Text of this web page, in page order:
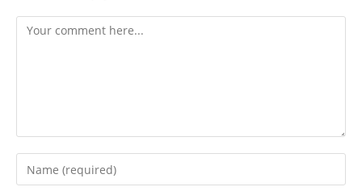
Comment
Enter
your